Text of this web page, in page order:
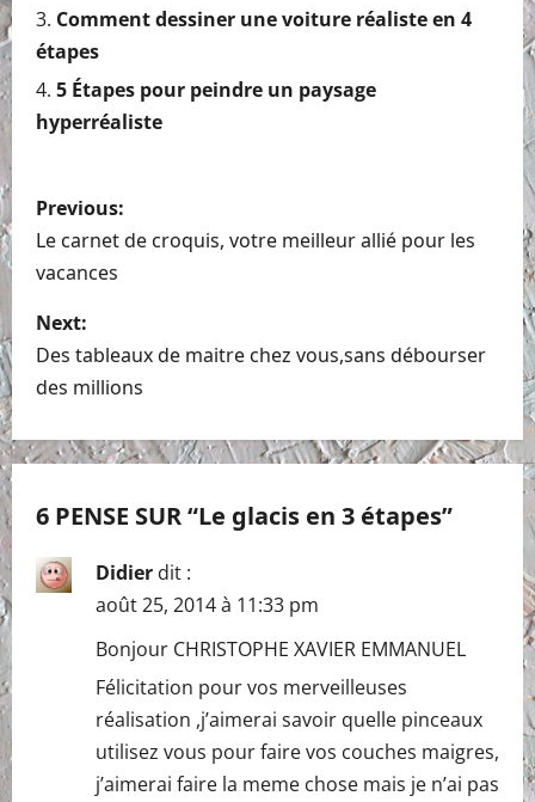
Comment dessiner une voiture réaliste en 4
étapes
5 Étapes pour peindre un paysage
hyperréaliste
P
o
t
n
a
v
i
g
Previous:
Le carnet de croquis, votre meilleur allié pour les
vacances
Next:
Des tableaux de maitre chez vous,sans débourser
des millions
6 PENSE SUR “Le glacis en 3 étapes”
Didier dit :
août 25, 2014 à 11:33 pm
Bonjour CHRISTOPHE XAVIER EMMANUEL
Félicitation pour vos merveilleuses
réalisation ,j’aimerai savoir quelle pinceaux
utilisez vous pour faire vos couches maigres,
j’aimerai faire la meme chose mais je n’ai pas